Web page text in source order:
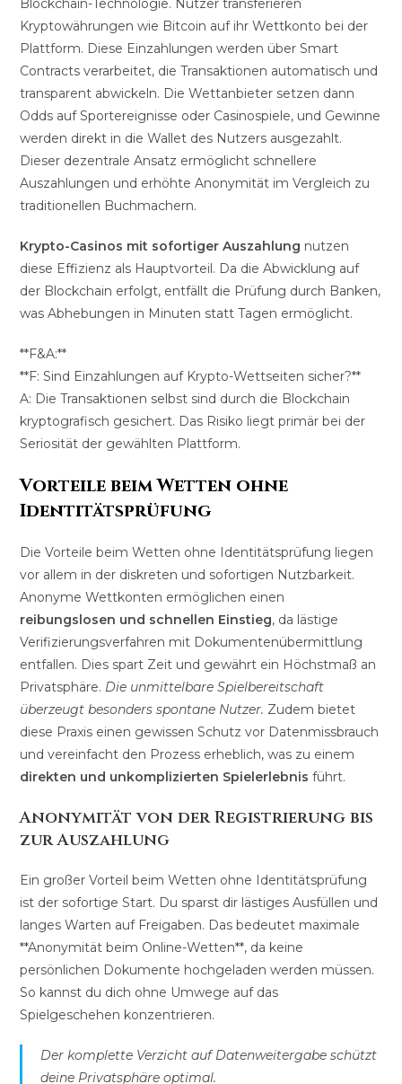
Blockchain-Technologie. Nutzer transferieren
Kryptowährungen wie Bitcoin auf ihr Wettkonto bei der
Plattform. Diese Einzahlungen werden über Smart
Contracts verarbeitet, die Transaktionen automatisch und
transparent abwickeln. Die Wettanbieter setzen dann
Odds auf Sportereignisse oder Casinospiele, und Gewinne
werden direkt in die Wallet des Nutzers ausgezahlt.
Dieser dezentrale Ansatz ermöglicht schnellere
Auszahlungen und erhöhte Anonymität im Vergleich zu
traditionellen Buchmachern.
Krypto-Casinos mit sofortiger Auszahlung nutzen
diese Effizienz als Hauptvorteil. Da die Abwicklung auf
der Blockchain erfolgt, entfällt die Prüfung durch Banken,
was Abhebungen in Minuten statt Tagen ermöglicht.
**F&A:**
**F: Sind Einzahlungen auf Krypto-Wettseiten sicher?**
A: Die Transaktionen selbst sind durch die Blockchain
kryptografisch gesichert. Das Risiko liegt primär bei der
Seriosität der gewählten Plattform.
Vorteile beim Wetten ohne
Identitätsprüfung
Die Vorteile beim Wetten ohne Identitätsprüfung liegen
vor allem in der diskreten und sofortigen Nutzbarkeit.
Anonyme Wettkonten ermöglichen einen
reibungslosen und schnellen Einstieg, da lästige
Verifizierungsverfahren mit Dokumentenübermittlung
entfallen. Dies spart Zeit und gewährt ein Höchstmaß an
Privatsphäre. Die unmittelbare Spielbereitschaft
überzeugt besonders spontane Nutzer. Zudem bietet
diese Praxis einen gewissen Schutz vor Datenmissbrauch
und vereinfacht den Prozess erheblich, was zu einem
direkten und unkomplizierten Spielerlebnis führt.
Anonymität von der Registrierung bis
zur Auszahlung
Ein großer Vorteil beim Wetten ohne Identitätsprüfung
ist der sofortige Start. Du sparst dir lästiges Ausfüllen und
langes Warten auf Freigaben. Das bedeutet maximale
**Anonymität beim Online-Wetten**, da keine
persönlichen Dokumente hochgeladen werden müssen.
So kannst du dich ohne Umwege auf das
Spielgeschehen konzentrieren.
Der komplette Verzicht auf Datenweitergabe schützt
deine Privatsphäre optimal.